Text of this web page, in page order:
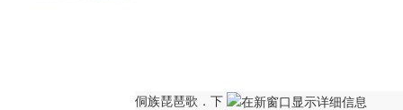
侗族琵琶歌．下